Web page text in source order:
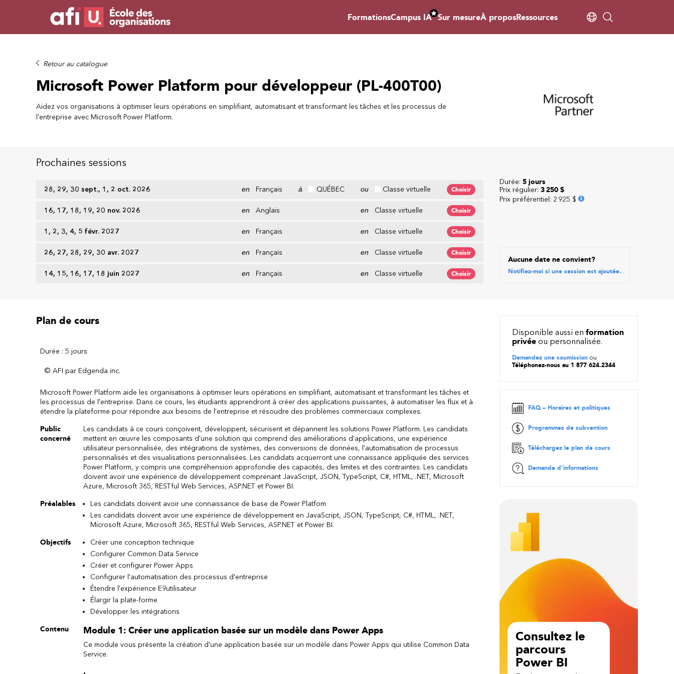
FormationsCampus IA Sur mesureÀ proposRessources
Retour au catalogue
Microsoft Power Platform pour développeur (PL-400T00)
Aidez vos organisations à optimiser leurs opérations en simplifiant, automatisant et transformant les tâches et les processus de
l'entreprise avec Microsoft Power Platform.
Prochaines sessions
28, 29, 30 sept., 1, 2 oct. 2026 en Français à QUÉBEC ou Classe virtuelle Choisir
16, 17, 18, 19, 20 nov. 2026 en Anglais en Classe virtuelle Choisir
1, 2, 3, 4, 5 févr. 2027 en Français en Classe virtuelle Choisir
26, 27, 28, 29, 30 avr. 2027 en Français en Classe virtuelle Choisir
14, 15, 16, 17, 18 juin 2027 en Français en Classe virtuelle Choisir
Durée: 5 jours
Prix régulier: 3 250 $
Prix préférentiel : 2 925 $
Aucune date ne convient?
Notifiez-moi si une session est ajoutée.
Plan de cours
Durée : 5 jours
© AFI par Edgenda inc.
Microsoft Power Platform aide les organisations à optimiser leurs opérations en simplifiant, automatisant et transformant les tâches et
les processus de l'entreprise. Dans ce cours, les étudiants apprendront à créer des applications puissantes, à automatiser les flux et à
étendre la plateforme pour répondre aux besoins de l'entreprise et résoudre des problèmes commerciaux complexes.
Public
concerné
Les candidats à ce cours conçoivent, développent, sécurisent et dépannent les solutions Power Platform. Les candidats
mettent en œuvre les composants d'une solution qui comprend des améliorations d'applications, une expérience
utilisateur personnalisée, des intégrations de systèmes, des conversions de données, l'automatisation de processus
personnalisés et des visualisations personnalisées. Les candidats acquerront une connaissance appliquée des services
Power Platform, y compris une compréhension approfondie des capacités, des limites et des contraintes. Les candidats
doivent avoir une expérience de développement comprenant JavaScript, JSON, TypeScript, C#, HTML, .NET, Microsoft
Azure, Microsoft 365, RESTful Web Services, ASP.NET et Power BI.
Préalables
Les candidats doivent avoir une connaissance de base de Power Platfom
Les candidats doivent avoir une expérience de développement en JavaScript, JSON, TypeScript, C#, HTML, .NET,
Microsoft Azure, Microsoft 365, RESTful Web Services, ASP.NET et Power BI.
Objectifs
Créer une conception technique
Configurer Common Data Service
Créer et configurer Power Apps
Configurer l'automatisation des processus d'entreprise
Étendre l'expérience E9utilisateur
Élargir la plate-forme
Développer les intégrations
Contenu Module 1: Créer une application basée sur un modèle dans Power Apps
Ce module vous présente la création d'une application basée sur un modèle dans Power Apps qui utilise Common Data
Service.
Disponible aussi en formation
privée ou personnalisée.
Demandez une soumission ou
Téléphonez-nous au 1 877 624.2344
FAQ – Horaires et politiques
Programmes de subvention
Téléchargez le plan de cours
Demande d’informations
Consultez le
parcours
Power BI